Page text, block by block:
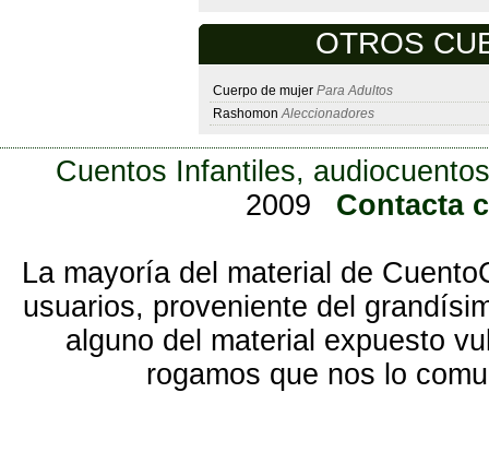
OTROS
Cuerpo de mujer Para Adultos
Rashomon Aleccionadores
Cuentos Infantiles,
2009
Contacta
La mayoría del material de
usuarios, proveniente del
alguno del material expuesto
rogamos que nos lo